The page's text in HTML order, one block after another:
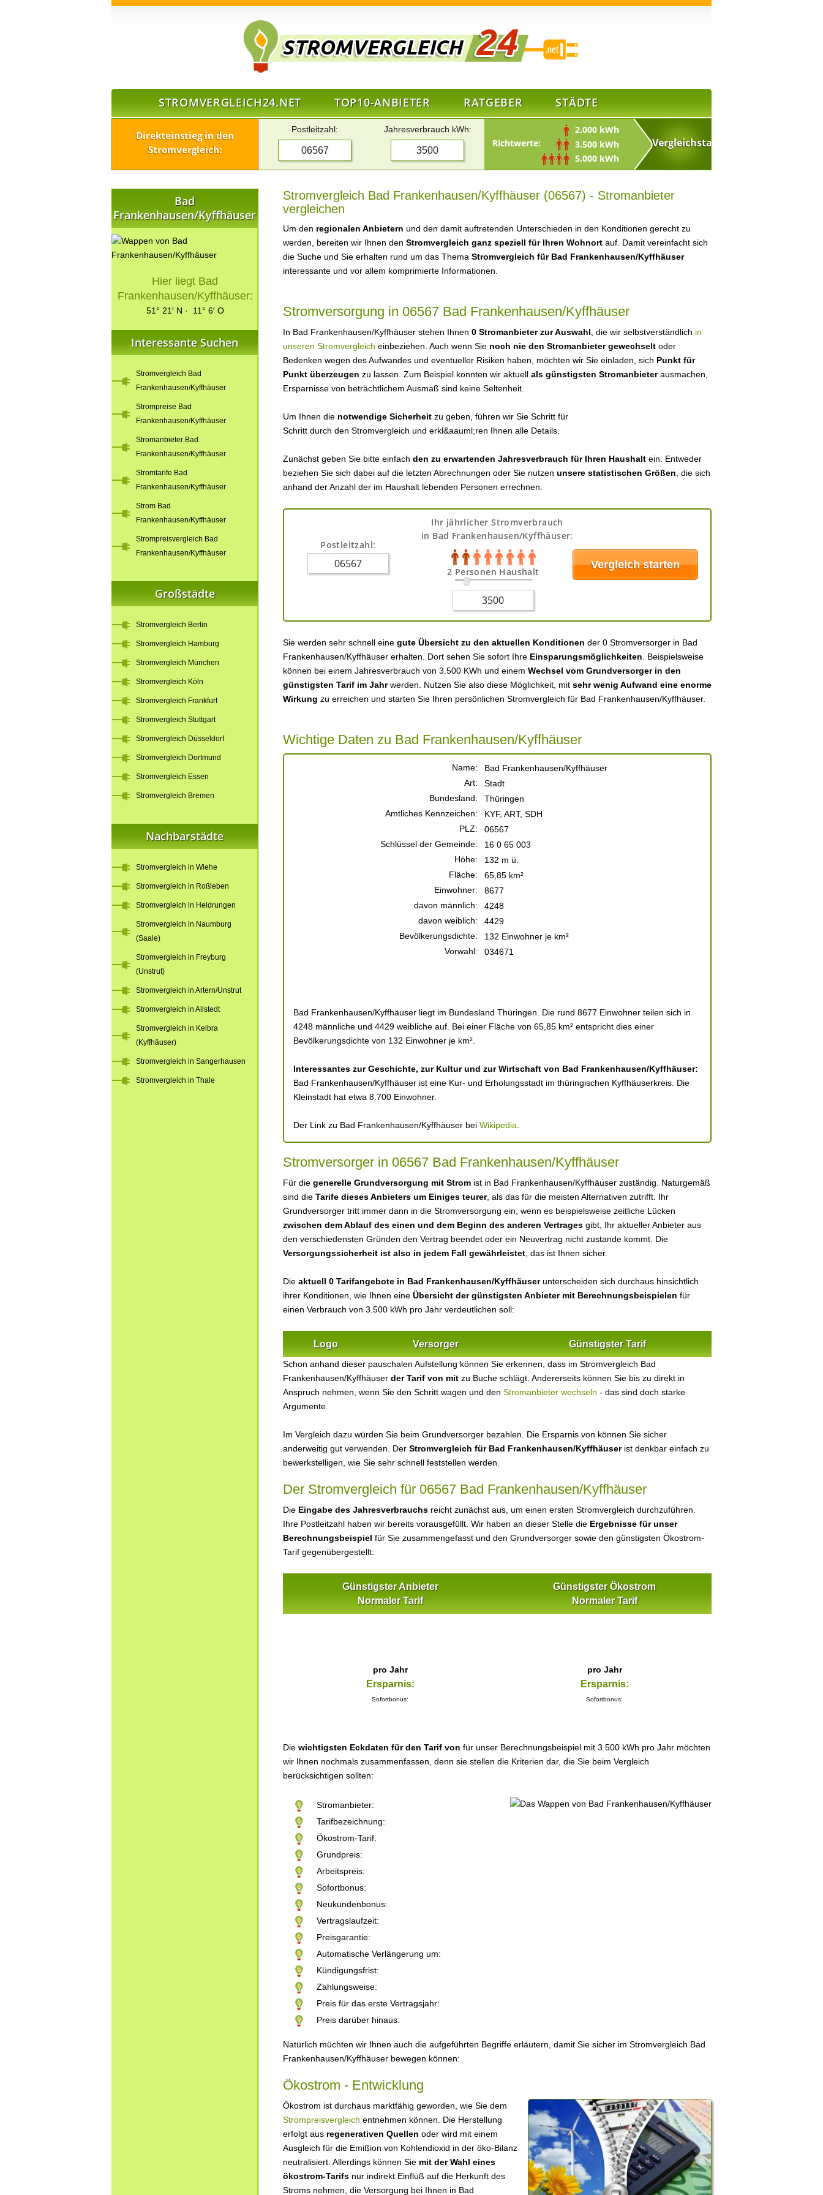
STROMVERGLEICH24.NET TOP10-ANBIETER RATGEBER STÄDTE
Direkteinstieg in den
Stromvergleich:
Postleitzahl: Jahresverbrauch kWh:
Richtwerte:
2.000 kWh
3.500 kWh
5.000 kWh
Stromvergleich Bad Frankenhausen/Kyffhäuser (06567) - Stromanbieter
vergleichen
Um den regionalen Anbietern und den damit auftretenden Unterschieden in den Konditionen gerecht zu
werden, bereiten wir Ihnen den Stromvergleich ganz speziell für Ihren Wohnort auf. Damit vereinfacht sich
die Suche und Sie erhalten rund um das Thema Stromvergleich für Bad Frankenhausen/Kyffhäuser
interessante und vor allem komprimierte Informationen.
Stromversorgung in 06567 Bad Frankenhausen/Kyffhäuser
In Bad Frankenhausen/Kyffhäuser stehen Ihnen 0 Stromanbieter zur Auswahl , die wir selbstverständlich in
unseren Stromvergleich einbeziehen. Auch wenn Sie noch nie den Stromanbieter gewechselt oder
Bedenken wegen des Aufwandes und eventueller Risiken haben, möchten wir Sie einladen, sich Punkt für
Punkt überzeugen zu lassen. Zum Beispiel konnten wir aktuell als günstigsten Stromanbieterausmachen,
Ersparnisse von beträchtlichem Ausmaß sind keine Seltenheit.
Um Ihnen die notwendige Sicherheit zu geben, führen wir Sie Schritt für
Schritt durch den Stromvergleich und erkl&aauml;ren Ihnen alle Details.
Zunächst geben Sie bitte einfach den zu erwartenden Jahresverbrauch für Ihren Haushalt ein. Entweder
beziehen Sie sich dabei auf die letzten Abrechnungen oder Sie nutzen unsere statistischen Größen , die sich
anhand der Anzahl der im Haushalt lebenden Personen errechnen.
Postleitzahl:
Ihr jährlicher Stromverbrauch
in Bad Frankenhausen/Kyffhäuser:
2 Personen Haushalt
Sie werden sehr schnell eine gute Übersicht zu den aktuellen Konditionen der 0 Stromversorger in Bad
Frankenhausen/Kyffhäuser erhalten. Dort sehen Sie sofort Ihre Einsparungsmöglichkeiten . Beispielsweise
können bei einem Jahresverbrauch von 3.500 KWh und einem Wechsel vom Grundversorger in den
günstigsten Tarif im Jahrwerden. Nutzen Sie also diese Möglichkeit, mit sehr wenig Aufwand eine enorme
Wirkung zu erreichen und starten Sie Ihren persönlichen Stromvergleich für Bad Frankenhausen/Kyffhäuser.
Wichtige Daten zu Bad Frankenhausen/Kyffhäuser
Name:
Bad Frankenhausen/Kyffhäuser
Art:
Stadt
Bundesland:
Thüringen
Amtliches Kennzeichen:
KYF, ART, SDH
PLZ:
06567
Schlüssel der Gemeinde:
16 0 65 003
Höhe:
132 m ü.
Fläche:
65,85 km²
Einwohner:
8677
davon männlich:
4248
davon weiblich:
4429
Bevölkerungsdichte:
132 Einwohner je km²
Vorwahl:
034671
Bad Frankenhausen/Kyffhäuser liegt im Bundesland Thüringen. Die rund 8677 Einwohner teilen sich in
4248 männliche und 4429 weibliche auf. Bei einer Fläche von 65,85 km² entspricht dies einer
Bevölkerungsdichte von 132 Einwohner je km².
Interessantes zur Geschichte, zur Kultur und zur Wirtschaft von Bad Frankenhausen/Kyffhäuser:
Bad Frankenhausen/Kyffhäuser ist eine Kur- und Erholungsstadt im thüringischen Kyffhäuserkreis. Die
Kleinstadt hat etwa 8.700 Einwohner.
Der Link zu Bad Frankenhausen/Kyffhäuser bei Wikipedia
Stromversorger in 06567 Bad Frankenhausen/Kyffhäuser
Für die generelle Grundversorgung mit Strom ist in Bad Frankenhausen/Kyffhäuser zuständig. Naturgemäß
sind die Tarife dieses Anbieters um Einiges teurer, als das für die meisten Alternativen zutrifft. Ihr
Grundversorger tritt immer dann in die Stromversorgung ein, wenn es beispielsweise zeitliche Lücken
zwischen dem Ablauf des einen und dem Beginn des anderen Vertrages gibt, Ihr aktueller Anbieter aus
den verschiedensten Gründen den Vertrag beendet oder ein Neuvertrag nicht zustande kommt. Die
Versorgungssicherheit ist also in jedem Fall gewährleistet , das ist Ihnen sicher.
Die aktuell 0 Tarifangebote in Bad Frankenhausen/Kyffhäuserunterscheiden sich durchaus hinsichtlich
ihrer Konditionen, wie Ihnen eine Übersicht der günstigsten Anbieter mit Berechnungsbeispielen für
einen Verbrauch von 3.500 kWh pro Jahr verdeutlichen soll:
Logo Versorger Günstigster Tarif
Schon anhand dieser pauschalen Aufstellung können Sie erkennen, dass im Stromvergleich Bad
Frankenhausen/Kyffhäuser der Tarif von mit zu Buche schlägt. Andererseits können Sie bis zu direkt in
Anspruch nehmen, wenn Sie den Schritt wagen und den Stromanbieter wechseln - das sind doch starke
Argumente.
Im Vergleich dazu würden Sie beim Grundversorger bezahlen. Die Ersparnis von können Sie sicher
anderweitig gut verwenden. Der Stromvergleich für Bad Frankenhausen/Kyffhäuserist denkbar einfach zu
bewerkstelligen, wie Sie sehr schnell feststellen werden.
Der Stromvergleich für 06567 Bad Frankenhausen/Kyffhäuser
Die Eingabe des Jahresverbrauchs reicht zunächst aus, um einen ersten Stromvergleich durchzuführen.
Ihre Postleitzahl haben wir bereits vorausgefüllt. Wir haben an dieser Stelle die Ergebnisse für unser
Berechnungsbeispiel für Sie zusammengefasst und den Grundversorger sowie den günstigsten Ökostrom-
Tarif gegenübergestellt:
Günstigster Anbieter
Normaler Tarif
Günstigster Ökostrom
Normaler Tarif
pro Jahr
Ersparnis:
Sofortbonus:
pro Jahr
Ersparnis:
Sofortbonus:
Die wichtigsten Eckdaten für den Tarif von für unser Berechnungsbeispiel mit 3.500 kWh pro Jahr möchten
wir Ihnen nochmals zusammenfassen, denn sie stellen die Kriterien dar, die Sie beim Vergleich
berücksichtigen sollten:
Stromanbieter:
Tarifbezeichnung:
Ökostrom-Tarif:
Grundpreis:
Arbeitspreis:
Sofortbonus:
Neukundenbonus:
Vertragslaufzeit:
Preisgarantie:
Automatische Verlängerung um:
Kündigungsfrist:
Zahlungsweise:
Preis für das erste Vertragsjahr:
Preis darüber hinaus:
Natürlich müchten wir Ihnen auch die aufgeführten Begriffe erläutern, damit Sie sicher im Stromvergleich Bad
Frankenhausen/Kyffhäuser bewegen können:
Ökostrom - Entwicklung
Ökostrom ist durchaus marktfähig geworden, wie Sie dem
Strompreisvergleich entnehmen können. Die Herstellung
erfolgt aus regenerativen Quellen oder wird mit einem
Ausgleich für die Emißion von Kohlendioxid in der öko-Bilanz
neutralisiert. Allerdings können Sie mit der Wahl eines
ökostrom-Tarifs nur indirekt Einfluß auf die Herkunft des
Stroms nehmen, die Versorgung bei Ihnen in Bad
Bad
Frankenhausen/Kyffhäuser
Hier liegt Bad
Frankenhausen/Kyffhäuser:
51° 21′ N · 11° 6′ O
Interessante Suchen
Stromvergleich Bad
Frankenhausen/Kyffhäuser
Strompreise Bad
Frankenhausen/Kyffhäuser
Stromanbieter Bad
Frankenhausen/Kyffhäuser
Stromtarife Bad
Frankenhausen/Kyffhäuser
Strom Bad
Frankenhausen/Kyffhäuser
Strompreisvergleich Bad
Frankenhausen/Kyffhäuser
Großstädte
Stromvergleich Berlin
Stromvergleich Hamburg
Stromvergleich München
Stromvergleich Köln
Stromvergleich Frankfurt
Stromvergleich Stuttgart
Stromvergleich Düsseldorf
Stromvergleich Dortmund
Stromvergleich Essen
Stromvergleich Bremen
Nachbarstädte
Stromvergleich in Wiehe
Stromvergleich in Roßleben
Stromvergleich in Heldrungen
Stromvergleich in Naumburg
(Saale)
Stromvergleich in Freyburg
(Unstrut)
Stromvergleich in Artern/Unstrut
Stromvergleich in Allstedt
Stromvergleich in Kelbra
(Kyffhäuser)
Stromvergleich in Sangerhausen
Stromvergleich in Thale